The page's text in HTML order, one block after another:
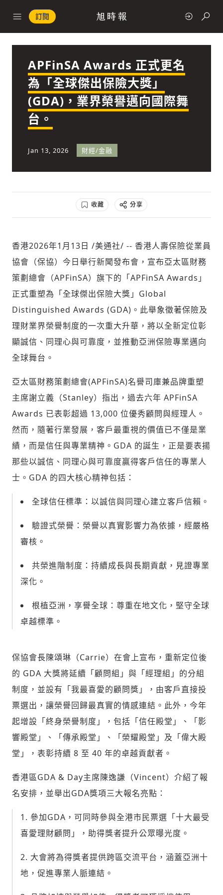
訂閱
快速連結
政治
科技
社會
人文
APFinSA Awards 正式更名
為「全球傑出保險大獎」
(GDA)，業界榮譽邁向國際舞
台。
Jan 13, 2026 財經/金融
收藏 分享
香港2026年1月13日 /美通社/ -- 香港人壽保險從業員
協會（保協）今日舉行新聞發布會，宣布亞太區財務
策劃總會（APFinSA）旗下的「APFinSA Awards」
正式重塑為「全球傑出保險大獎」Global
Distinguished Awards (GDA)。此舉象徵著保險及
理財業界榮譽制度的一次重大升華，將以全新定位彰
顯誠信、同理心與可靠度，並推動亞洲保險專業邁向
全球舞台。
亞太區財務策劃總會(APFinSA)名譽司庫兼品牌重塑
主席謝立義（Stanley）指出，過去六年 APFinSA
Awards 已表彰超過 13,000 位優秀顧問與經理人。
然而，隨著行業發展，客戶最重視的價值已不僅是業
績，而是信任與專業精神。GDA 的誕生，正是要表揚
那些以誠信、同理心與可靠度贏得客戶信任的專業人
士。GDA 的四大核心精神包括：
全球信任標準：以誠信與同理心建立客戶信賴。
驗證式榮譽：榮譽以真實影響力為依據，經嚴格
審核。
共榮進階制度：持續成長與長期貢獻，見證專業
深化。
根植亞洲，享譽全球：尊重在地文化，堅守全球
卓越標準。
保協會長陳頌琳（Carrie）在會上宣布，重新定位後
的 GDA 大獎將延續「顧問組」與「經理組」的分組
制度，並設有「我最喜愛的顧問獎」，由客戶直接投
票選出，讓榮譽回歸最真實的情感連結。此外，今年
起增設「終身榮譽制度」，包括「信任殿堂」、「影
響殿堂」、「傳承殿堂」、「榮耀殿堂」及「偉大殿
堂」，表彰持續 8 至 40 年的卓越貢獻者。
香港區GDA & Day主席陳逸謙（Vincent）介紹了報
名安排，並舉出GDA獎項三大報名亮點：
參加GDA，可同時參與全港市民票選「十大最受
喜愛理財顧問」，助得獎者提升公眾曝光度。
大會將為得獎者提供跨區交流平台，涵蓋亞洲十
地，促進專業人脈連結。